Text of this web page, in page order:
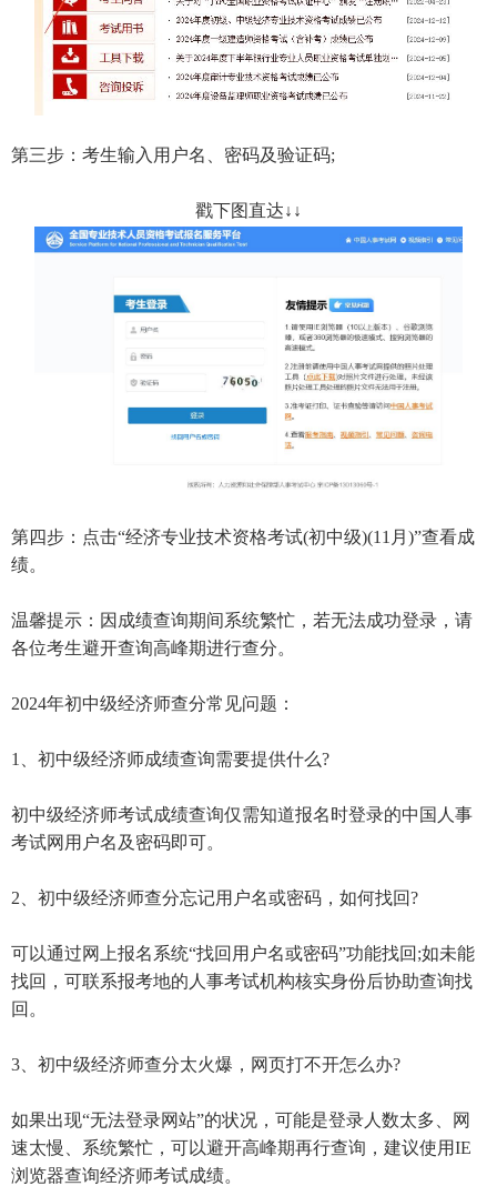
第三步：考生输入用户名、密码及验证码;
戳下图直达↓↓
第四步：点击“经济专业技术资格考试(初中级)(11月)”查看成
绩。
温馨提示：因成绩查询期间系统繁忙，若无法成功登录，请
各位考生避开查询高峰期进行查分。
2024年初中级经济师查分常见问题：
1、初中级经济师成绩查询需要提供什么?
初中级经济师考试成绩查询仅需知道报名时登录的中国人事
考试网用户名及密码即可。
2、初中级经济师查分忘记用户名或密码，如何找回?
可以通过网上报名系统“找回用户名或密码”功能找回;如未能
找回，可联系报考地的人事考试机构核实身份后协助查询找
回。
3、初中级经济师查分太火爆，网页打不开怎么办?
如果出现“无法登录网站”的状况，可能是登录人数太多、网
速太慢、系统繁忙，可以避开高峰期再行查询，建议使用IE
浏览器查询经济师考试成绩。